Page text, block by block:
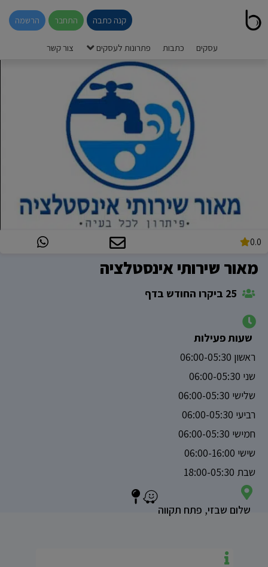
קנה כתבה התחבר הרשמה
עסקים כתבות פתרונות לעסקים צור קשר
0.0
מאור שירותי אינסטלציה
שעות פעילות
ראשון 06:00-05:30
שני 06:00-05:30
שלישי 06:00-05:30
רביעי 06:00-05:30
חמישי 06:00-05:30
שישי 06:00-16:00
שבת 18:00-05:30
שלום שבזי, פתח תקווה